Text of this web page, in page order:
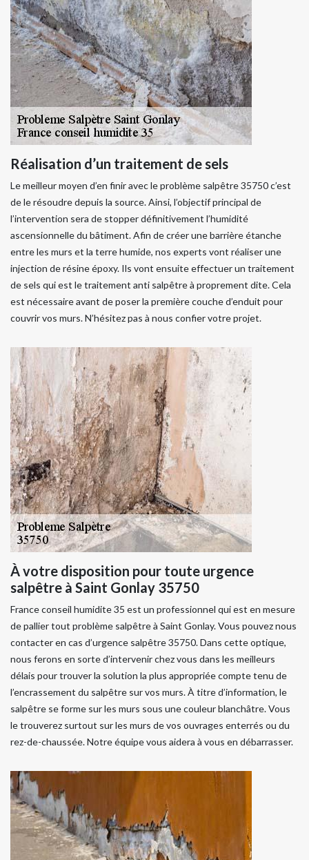
Réalisation d’un traitement de sels
Le meilleur moyen d’en finir avec le problème salpêtre 35750 c’est
de le résoudre depuis la source. Ainsi, l’objectif principal de
l’intervention sera de stopper définitivement l’humidité
ascensionnelle du bâtiment. Afin de créer une barrière étanche
entre les murs et la terre humide, nos experts vont réaliser une
injection de résine époxy. Ils vont ensuite effectuer un traitement
de sels qui est le traitement anti salpêtre à proprement dite. Cela
est nécessaire avant de poser la première couche d’enduit pour
couvrir vos murs. N’hésitez pas à nous confier votre projet.
À votre disposition pour toute urgence
salpêtre à Saint Gonlay 35750
France conseil humidite 35 est un professionnel qui est en mesure
de pallier tout problème salpêtre à Saint Gonlay. Vous pouvez nous
contacter en cas d’urgence salpêtre 35750. Dans cette optique,
nous ferons en sorte d’intervenir chez vous dans les meilleurs
délais pour trouver la solution la plus appropriée compte tenu de
l’encrassement du salpêtre sur vos murs. À titre d’information, le
salpêtre se forme sur les murs sous une couleur blanchâtre. Vous
le trouverez surtout sur les murs de vos ouvrages enterrés ou du
rez-de-chaussée. Notre équipe vous aidera à vous en débarrasser.